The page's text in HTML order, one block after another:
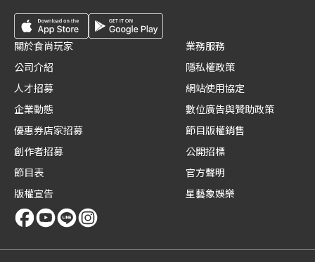
關於食尚玩家
公司介紹
人才招募
企業動態
優惠券店家招募
創作者招募
節目表
版權宣告
業務服務
隱私權政策
網站使用協定
數位廣告與贊助政策
節目版權銷售
公開招標
官方聲明
星藝象娛樂